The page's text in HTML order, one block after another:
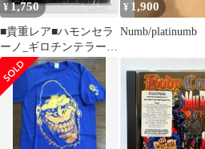
¥1,750
■貴重レア■ハモンセラ
ーノ_ギロチンテラー_
ハードコア_新品 未開
封
¥ 1,900
Numb/platinumb